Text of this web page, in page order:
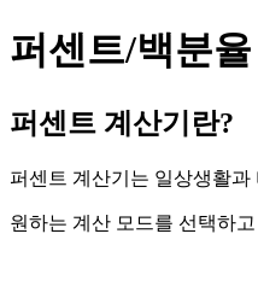
퍼센트/백분
퍼센트 계산기란?
퍼센트 계산기는 일상생활
원하는 계산 모드를 선택하